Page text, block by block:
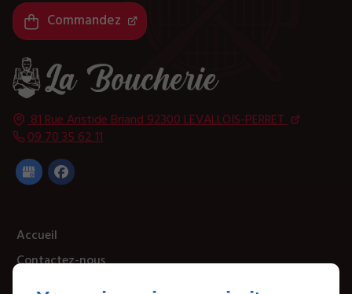
81 Rue Aristide Briand92300LEVALLOIS-PERRET
09 70 35 62 11
Accueil
Contactez-nous
Mentions légales
Commandez